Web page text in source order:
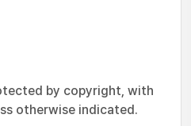
by copyright, with
otherwise indicated.